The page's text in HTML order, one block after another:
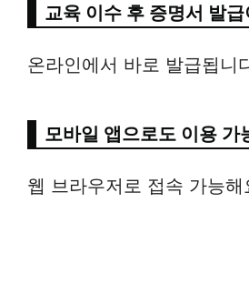
교육 이수 후 증명서 발
온라인에서 바로 발급됩니
모바일 앱으로도 이용 가
웹 브라우저로 접속 가능해